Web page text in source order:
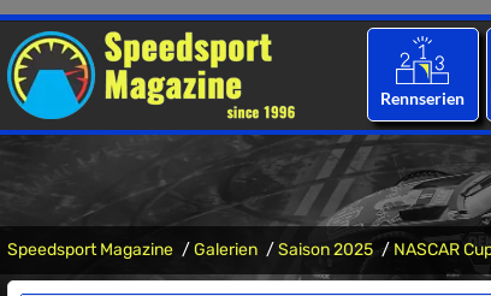
Rennserien
Speedsport Magazine Galerien Saison 2025 NASCAR